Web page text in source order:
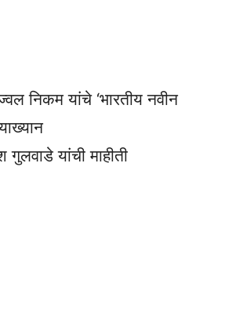
निकम यांचे ‘भारतीय नवीन
यांची माहीती